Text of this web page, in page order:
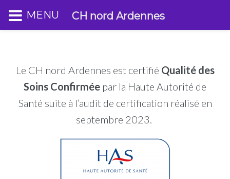
Le CH nord Ardennes est certifié Qualité des
Soins Confirmée par la Haute Autorité de
Santé suite à l’audit de certification réalisé en
septembre 2023.
MENU CH nord Ardennes